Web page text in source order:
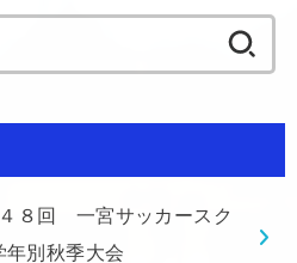
for:
８回 一宮サッカースク
別秋季大会